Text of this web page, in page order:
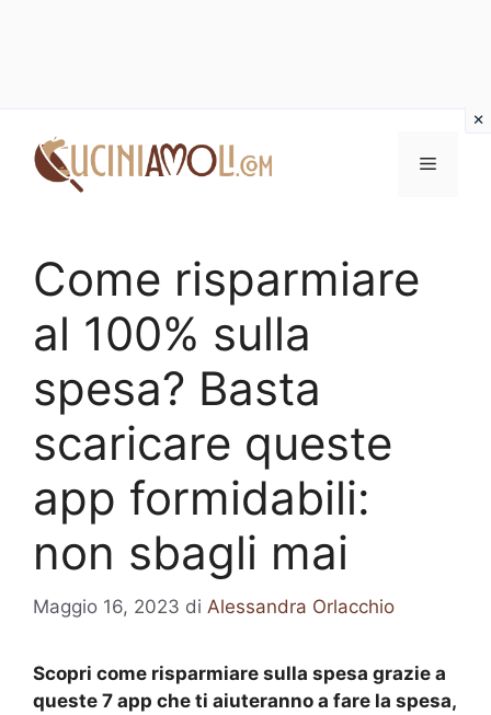
contenuto
Menu
Come risparmiare
al 100% sulla
spesa? Basta
scaricare queste
app formidabili:
non sbagli mai
Maggio 16, 2023 di Alessandra Orlacchio
Scopri come risparmiare sulla spesa grazie a
queste 7 app che ti aiuteranno a fare la spesa,